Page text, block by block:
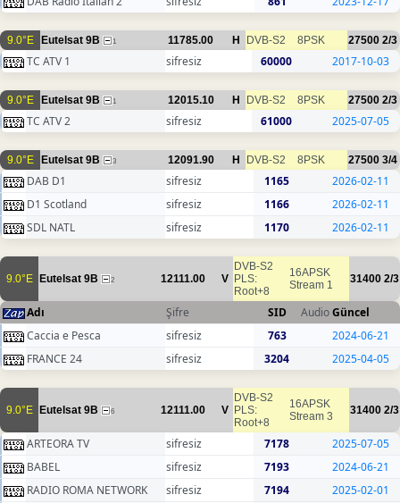
9.0°E Eutelsat 9B 1 11785.00 H DVB-S2 8PSK 27500 2/3
TC ATV 1 sifresiz 60000 2017-10-03
9.0°E Eutelsat 9B 1 12015.10 H DVB-S2 8PSK 27500 2/3
TC ATV 2 sifresiz 61000 2025-07-05
9.0°E Eutelsat 9B 3 12091.90 H DVB-S2 8PSK 27500 3/4
DAB D1 sifresiz 1165
2026-02-11
D1 Scotland
sifresiz 1166
2026-02-11
SDL NATL
sifresiz 1170 2026-02-11
9.0°E Eutelsat 9B 2 12111.00 V
DVB-S2
PLS:
Root+8
16APSK
Stream 1
31400 2/3
Adı Şifre SID AudioGüncel
Caccia e Pesca
sifresiz 763
2024-06-21
FRANCE 24
sifresiz 3204 2025-04-05
9.0°E Eutelsat 9B 6 12111.00 V
DVB-S2
PLS:
Root+8
16APSK
Stream 3
31400 2/3
ARTEORA TV sifresiz 7178
2025-07-05
BABEL
sifresiz 7193
2024-06-21
RADIO ROMA NETWORK
sifresiz 7194 2025-02-01